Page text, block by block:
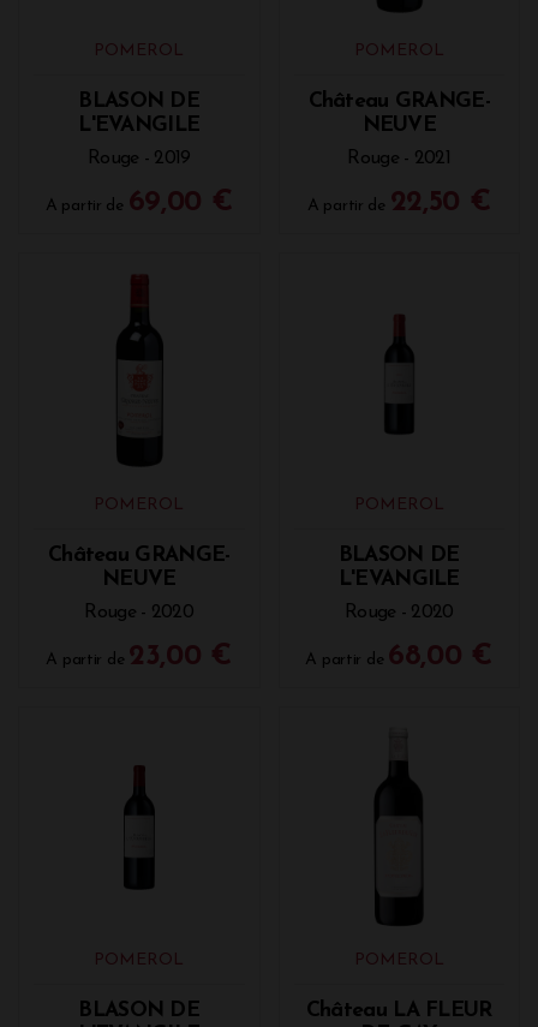
POMEROL
BLASON DE
L'EVANGILE
Rouge - 2019
A partir de 69,00 €
POMEROL
Château GRANGE-
NEUVE
Rouge - 2021
A partir de 22,50 €
POMEROL
Château GRANGE-
NEUVE
Rouge - 2020
A partir de 23,00 €
POMEROL
BLASON DE
L'EVANGILE
Rouge - 2020
A partir de 68,00 €
POMEROL
BLASON DE
POMEROL
Château LA FLEUR